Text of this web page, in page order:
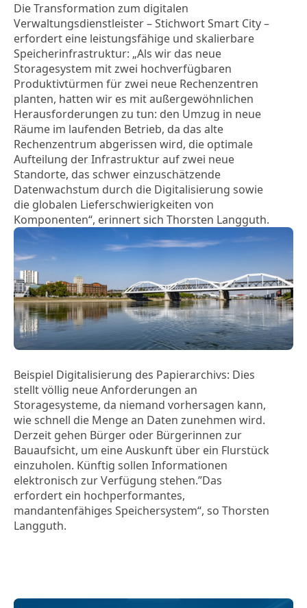
Die Transformation zum digitalen
Verwaltungsdienstleister – Stichwort Smart City –
erfordert eine leistungsfähige und skalierbare
Speicherinfrastruktur: „Als wir das neue
Storagesystem mit zwei hochverfügbaren
Produktivtürmen für zwei neue Rechenzentren
planten, hatten wir es mit außergewöhnlichen
Herausforderungen zu tun: den Umzug in neue
Räume im laufenden Betrieb, da das alte
Rechenzentrum abgerissen wird, die optimale
Aufteilung der Infrastruktur auf zwei neue
Standorte, das schwer einzuschätzende
Datenwachstum durch die Digitalisierung sowie
die globalen Lieferschwierigkeiten von
Komponenten“, erinnert sich Thorsten Langguth.
Beispiel Digitalisierung des Papierarchivs: Dies
stellt völlig neue Anforderungen an
Storagesysteme, da niemand vorhersagen kann,
wie schnell die Menge an Daten zunehmen wird.
Derzeit gehen Bürger oder Bürgerinnen zur
Bauaufsicht, um eine Auskunft über ein Flurstück
einzuholen. Künftig sollen Informationen
elektronisch zur Verfügung stehen.”Das
erfordert ein hochperformantes,
mandantenfähiges Speichersystem“, so Thorsten
Langguth.